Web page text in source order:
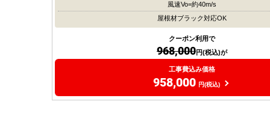
風速Vo=約40m/s
屋根材ブラック対応OK
クーポン利用で
968,000円(税込)が
工事費込み価格
958,000 円(税込)